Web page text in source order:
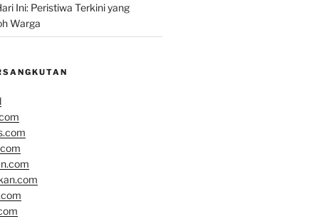
Ini: Peristiwa Terkini yang
Warga